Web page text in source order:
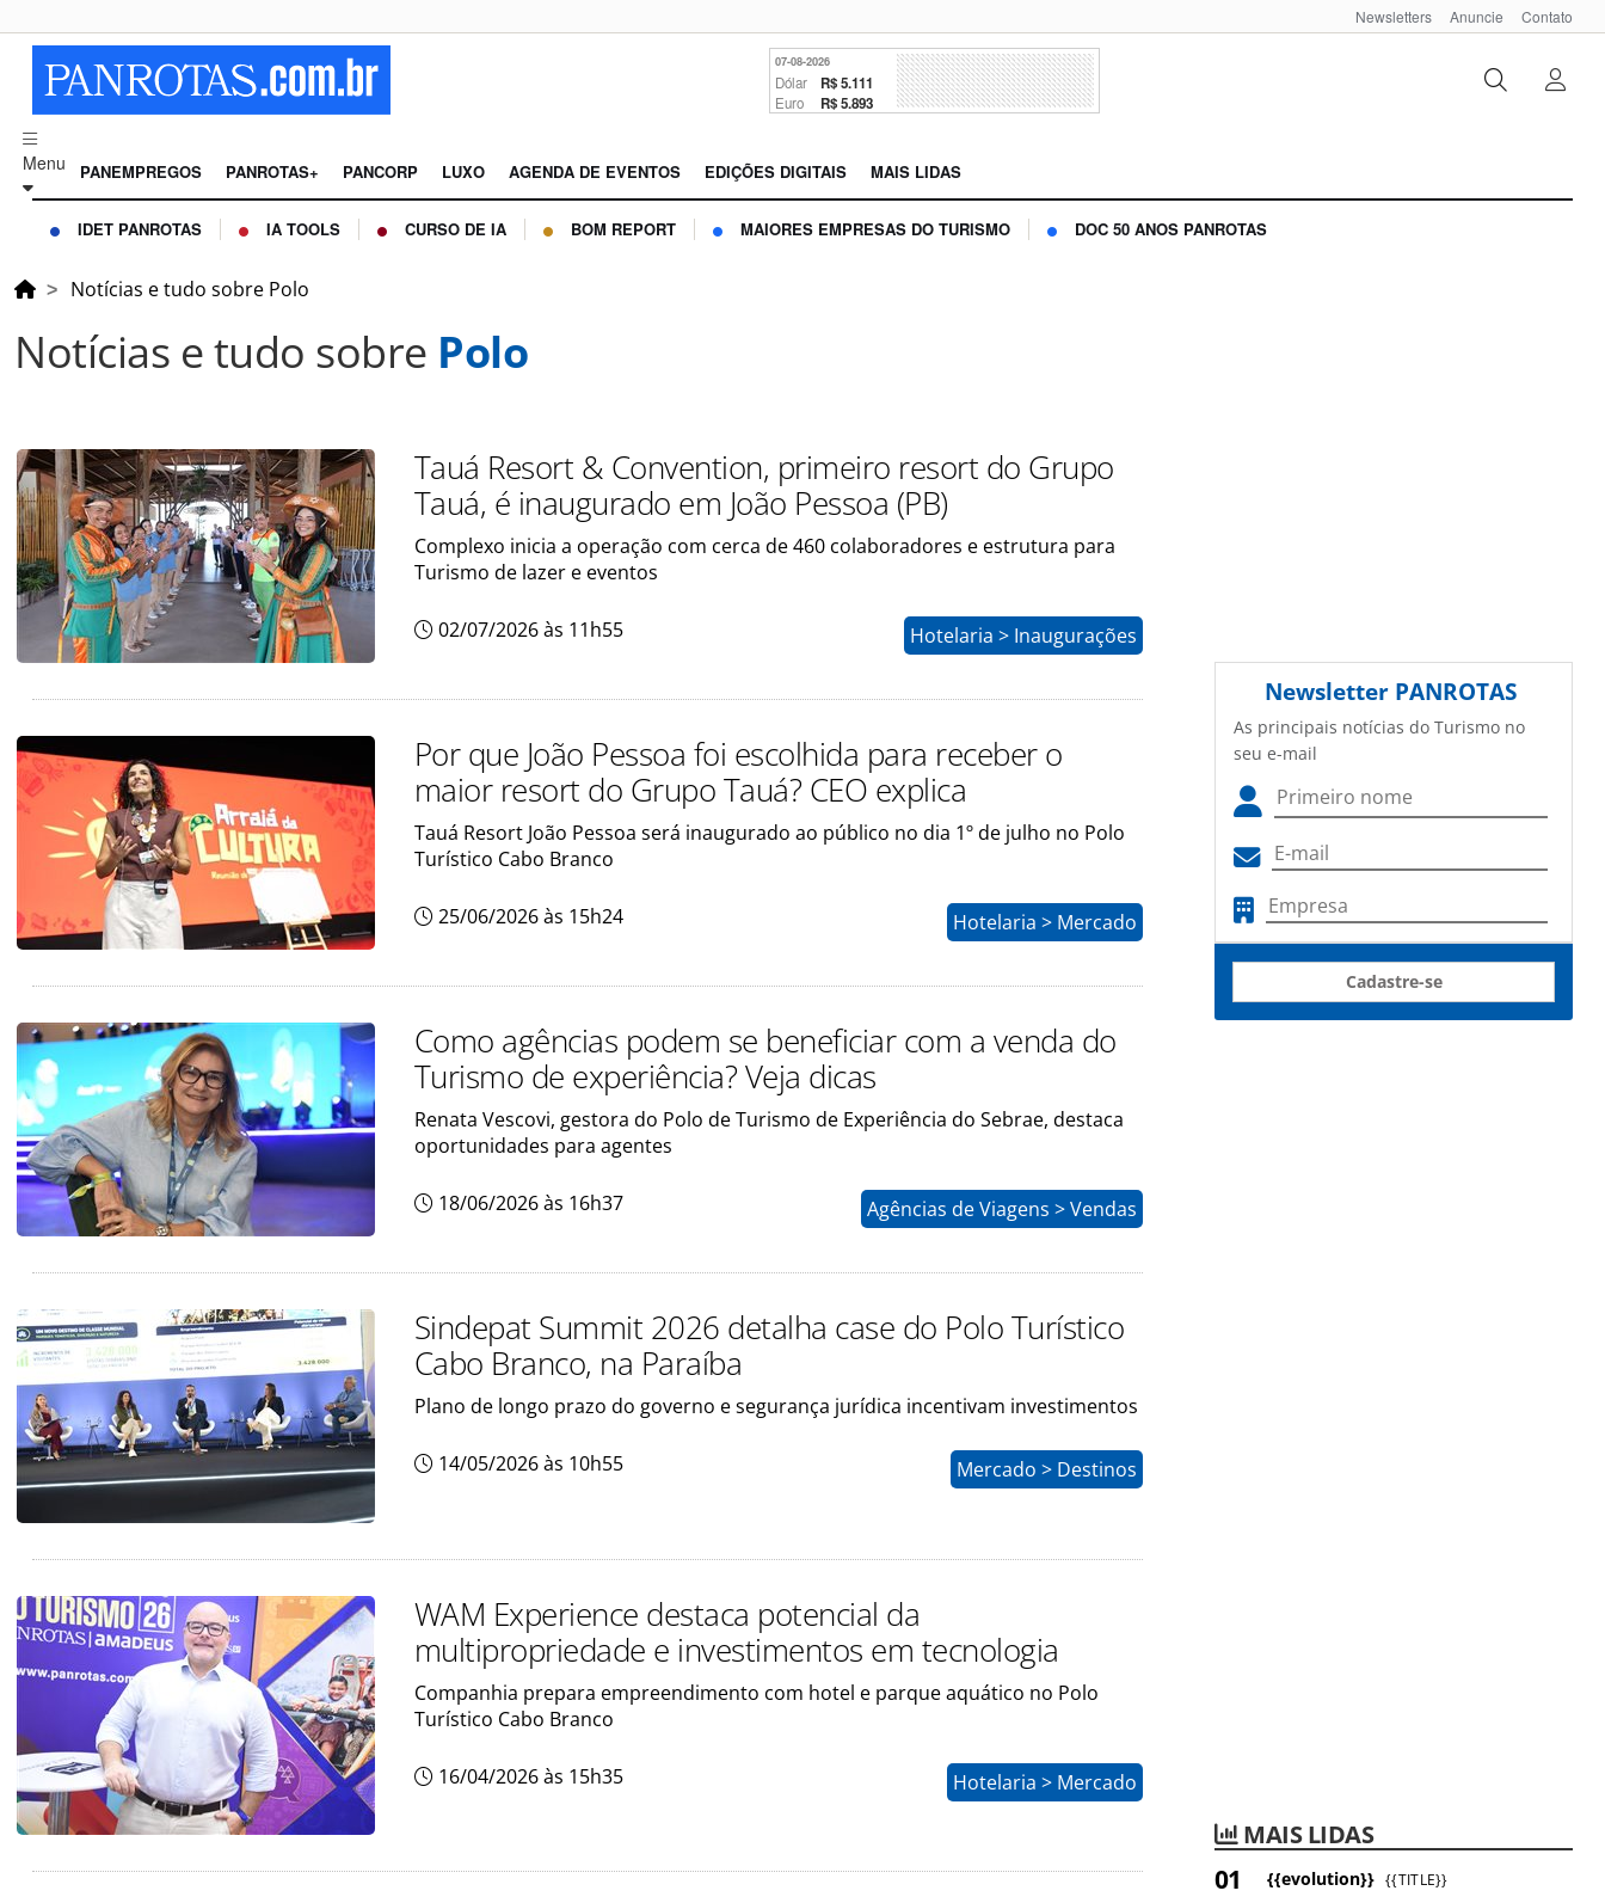
Newsletters Anuncie Contato
07-08-2026
Dólar R$ 5.111
Euro R$ 5.893
Menu PANEMPREGOS PANROTAS+ PANCORP LUXO AGENDA DE EVENTOS EDIÇÕES DIGITAIS MAIS LIDAS
IDET PANROTAS IA TOOLS CURSO DE IA BOM REPORT MAIORES EMPRESAS DO TURISMO DOC 50 ANOS PANROTAS
Notícias e tudo sobre Polo
Notícias e tudo sobre Polo
Tauá Resort & Convention, primeiro resort do Grupo
Tauá, é inaugurado em João Pessoa (PB)
Complexo inicia a operação com cerca de 460 colaboradores e estrutura para
Turismo de lazer e eventos
02/07/2026 às 11h55 Hotelaria > Inaugurações
Por que João Pessoa foi escolhida para receber o
maior resort do Grupo Tauá? CEO explica
Tauá Resort João Pessoa será inaugurado ao público no dia 1º de julho no Polo
Turístico Cabo Branco
25/06/2026 às 15h24 Hotelaria > Mercado
Como agências podem se beneficiar com a venda do
Turismo de experiência? Veja dicas
Renata Vescovi, gestora do Polo de Turismo de Experiência do Sebrae, destaca
oportunidades para agentes
18/06/2026 às 16h37 Agências de Viagens > Vendas
Sindepat Summit 2026 detalha case do Polo Turístico
Cabo Branco, na Paraíba
Plano de longo prazo do governo e segurança jurídica incentivam investimentos
14/05/2026 às 10h55 Mercado > Destinos
WAM Experience destaca potencial da
multipropriedade e investimentos em tecnologia
Companhia prepara empreendimento com hotel e parque aquático no Polo
Turístico Cabo Branco
16/04/2026 às 15h35 Hotelaria > Mercado
Newsletter PANROTAS
As principais notícias do Turismo no
seu e-mail
Cadastre-se
MAIS LIDAS
{{evolution}} {{TITLE}}